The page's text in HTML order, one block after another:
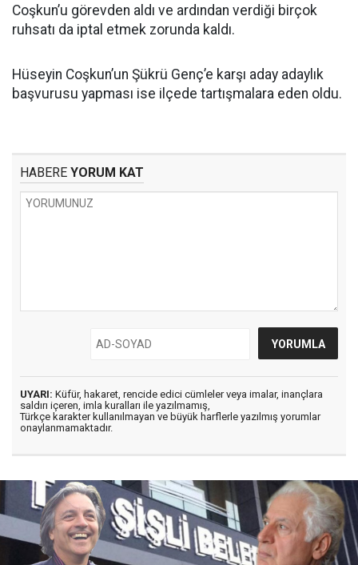
Coşkun’u görevden aldı ve ardından verdiği birçok
ruhsatı da iptal etmek zorunda kaldı.
Hüseyin Coşkun’un Şükrü Genç’e karşı aday adaylık
başvurusu yapması ise ilçede tartışmalara eden oldu.
HABERE YORUM KAT
UYARI: Küfür, hakaret, rencide edici cümleler veya imalar, inançlara
saldırı içeren, imla kuralları ile yazılmamış,
Türkçe karakter kullanılmayan ve büyük harflerle yazılmış yorumlar
onaylanmamaktadır.